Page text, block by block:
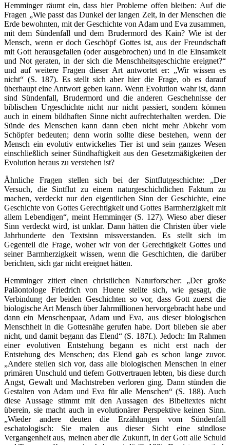
Hemminger räumt ein, dass hier Probleme offen bleiben: Auf die
Fragen „Wie passt das Dunkel der langen Zeit, in der Menschen die
Erde bewohnten, mit der Geschichte von Adam und Eva zusammen,
mit dem Sündenfall und dem Brudermord des Kain? Wie ist der
Mensch, wenn er doch Geschöpf Gottes ist, aus der Freundschaft
mit Gott herausgefallen (oder ausgebrochen) und in die Einsamkeit
und Not geraten, in der sich die Menschheitsgeschichte ereignet?“
und auf weitere Fragen dieser Art antwortet er: „Wir wissen es
nicht“ (S. 187). Es stellt sich aber hier die Frage, ob es darauf
überhaupt eine Antwort geben kann. Wenn Evolution wahr ist, dann
sind Sündenfall, Brudermord und die anderen Geschehnisse der
biblischen Urgeschichte nicht nur nicht passiert, sondern können
auch in einem bildhaften Sinne nicht aufrechterhalten werden. Die
Sünde des Menschen kann dann eben nicht mehr Abkehr vom
Schöpfer bedeuten; denn worin sollte diese bestehen, wenn der
Mensch ein evolutiv entwickeltes Tier ist und sein ganzes Wesen
einschließlich seiner Sündhaftigkeit aus den Gesetzmäßigkeiten der
Evolution heraus zu verstehen ist?
Ähnliche Fragen stellen sich bei der Sintflutgeschichte: „Der
Versuch, die Sintflut zu einem naturgeschichtlichen Faktum zu
machen, verdeckt nur den eigentlichen Sinn der Geschichte, eine
Geschichte von Gottes Gerechtigkeit und Gottes Barmherzigkeit mit
allem Lebendigen“, meint Hemminger (S. 127). Wieso aber dieser
Sinn verdeckt wird, ist unklar. Dann hätten die Christen über viele
Jahrhunderte den Textsinn missverstanden. Es stellt sich im
Gegenteil die Frage, woher wir von der Gerechtigkeit Gottes und
seiner Barmherzigkeit wissen, wenn die Geschichten, die darüber
berichten, sich gar nicht ereignet hätten.
Hemminger zitiert einen christlichen Naturforscher: „Der große
Paläontologe Friedrich von Huene stellte sich, wie gesagt, die
Verbindung der beiden Geschichten so vor, dass Gott zuerst die
biologische Art Mensch über Jahrmillionen hervorgebracht habe und
dann ein Menschenpaar, Adam und Eva, aus dieser biologischen
Menschheit in die Gottesnähe gerufen habe. Dort blieben sie aber
nicht, und damit begann das Elend“ (S. 187f.). Jedoch: Im Rahmen
einer evolutiven Entstehung begann es nicht erst nach der
Entstehung des Menschen; das Elend gab es schon lange zuvor.
„Andere stellen sich vor, dass alle biologischen Menschen in einer
primären Unschuld und tiefem Gottvertrauen lebten, bis diese durch
Angst, Gewalt und Machtstreben verloren ging. Dann stünden die
Gestalten von Adam und Eva für alle Menschen“ (S. 188). Auch
diese Aussage stimmt mit den Aussagen des Bibeltextes nicht
überein, sie macht auch in evolutionärer Perspektive keinen Sinn.
„Wieder andere deuten die Erzählungen vom Sündenfall
eschatologisch: Sie malen aus dieser Sicht eine sündlose
Vergangenheit aus, meinen aber die Zukunft, in der Gott alle Schuld